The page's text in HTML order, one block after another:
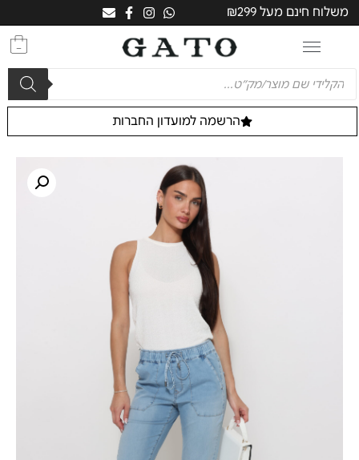
משלוח חינם מעל ₪299
0
הרשמה למועדון החברות